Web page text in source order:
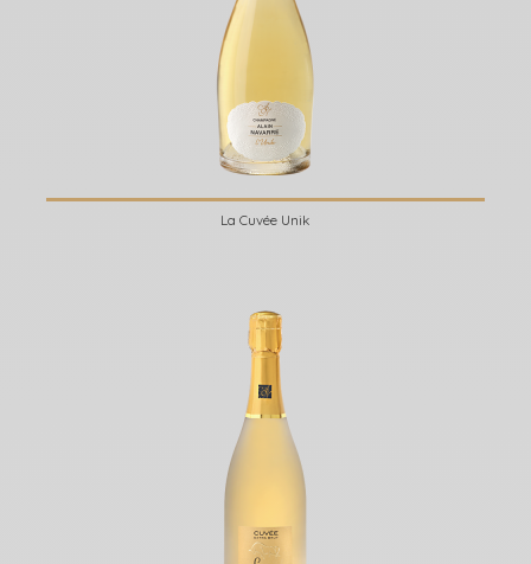
La Cuvée Unik